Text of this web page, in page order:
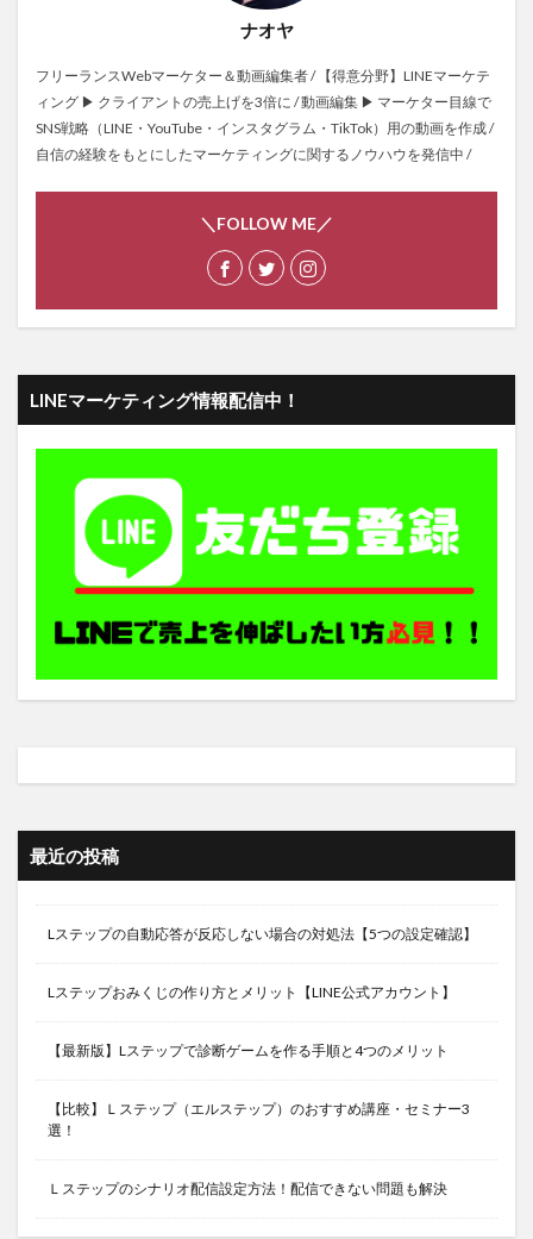
ナオヤ
フリーランスWebマーケター＆動画編集者 / 【得意分野】LINEマーケテ
ィング ▶ クライアントの売上げを3倍に / 動画編集 ▶ マーケター目線で
SNS戦略（LINE・YouTube・インスタグラム・TikTok）用の動画を作成 /
自信の経験をもとにしたマーケティングに関するノウハウを発信中 /
＼FOLLOW ME／
LINEマーケティング情報配信中！
最近の投稿
Lステップの自動応答が反応しない場合の対処法【5つの設定確認】
Lステップおみくじの作り方とメリット【LINE公式アカウント】
【最新版】Lステップで診断ゲームを作る手順と4つのメリット
【比較】Ｌステップ（エルステップ）のおすすめ講座・セミナー3
選！
Ｌステップのシナリオ配信設定方法！配信できない問題も解決